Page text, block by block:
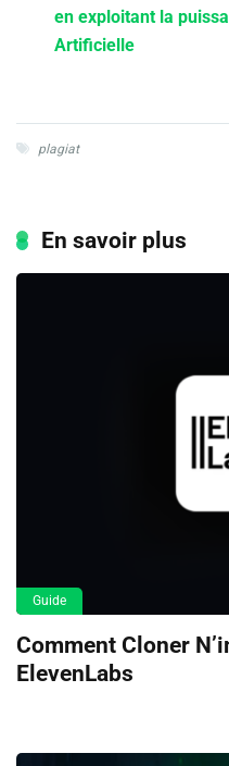
en exploitant la
Artificielle
plagiat
En savoir plus
Guide
Comment Cloner
ElevenLabs